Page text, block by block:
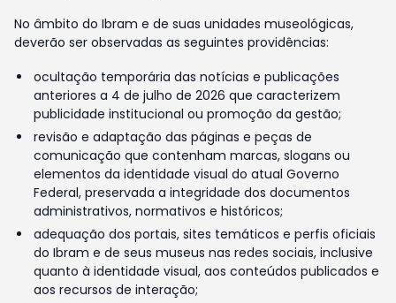
No âmbito do Ibram e de suas unidades museológicas,
deverão ser observadas as seguintes providências:
ocultação temporária das notícias e publicações
anteriores a 4 de julho de 2026 que caracterizem
publicidade institucional ou promoção da gestão;
revisão e adaptação das páginas e peças de
comunicação que contenham marcas, slogans ou
elementos da identidade visual do atual Governo
Federal, preservada a integridade dos documentos
administrativos, normativos e históricos;
adequação dos portais, sites temáticos e perfis oficiais
do Ibram e de seus museus nas redes sociais, inclusive
quanto à identidade visual, aos conteúdos publicados e
aos recursos de interação;